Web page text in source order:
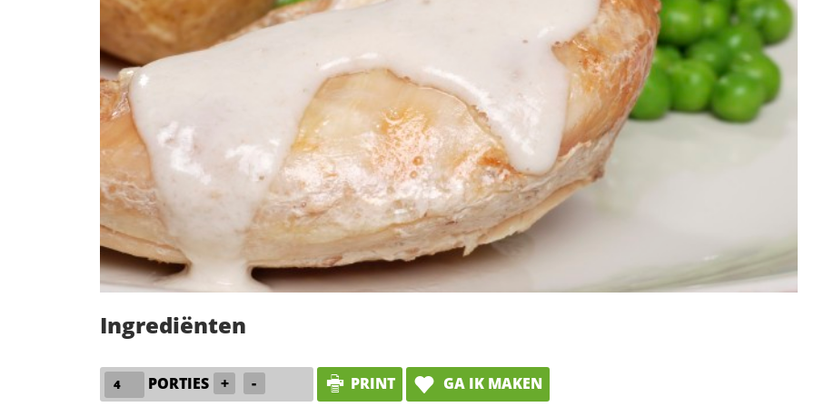
Ingrediënten
PORTIES + - PRINT GA IK MAKEN